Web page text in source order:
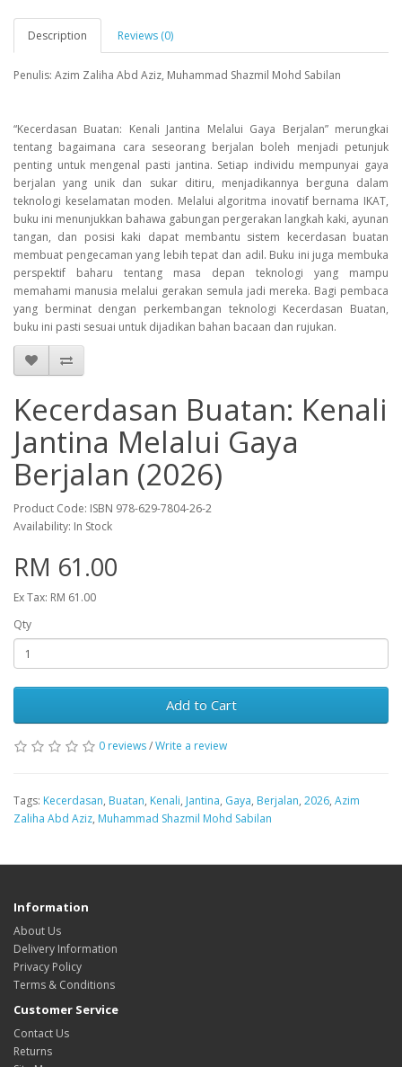
Description Reviews (0)
Penulis: Azim Zaliha Abd Aziz, Muhammad Shazmil Mohd Sabilan
“Kecerdasan Buatan: Kenali Jantina Melalui Gaya Berjalan” merungkai
tentang bagaimana cara seseorang berjalan boleh menjadi petunjuk
penting untuk mengenal pasti jantina. Setiap individu mempunyai gaya
berjalan yang unik dan sukar ditiru, menjadikannya berguna dalam
teknologi keselamatan moden. Melalui algoritma inovatif bernama IKAT,
buku ini menunjukkan bahawa gabungan pergerakan langkah kaki, ayunan
tangan, dan posisi kaki dapat membantu sistem kecerdasan buatan
membuat pengecaman yang lebih tepat dan adil. Buku ini juga membuka
perspektif baharu tentang masa depan teknologi yang mampu
memahami manusia melalui gerakan semula jadi mereka. Bagi pembaca
yang berminat dengan perkembangan teknologi Kecerdasan Buatan,
buku ini pasti sesuai untuk dijadikan bahan bacaan dan rujukan.
Kecerdasan Buatan: Kenali
Jantina Melalui Gaya
Berjalan (2026)
Product Code: ISBN 978-629-7804-26-2
Availability: In Stock
RM 61.00
Ex Tax: RM 61.00
Qty
Add to Cart
0 reviews/Write a review
Tags: Kecerdasan, Buatan, Kenali, Jantina, Gaya, Berjalan, 2026, Azim
Zaliha Abd Aziz, Muhammad Shazmil Mohd Sabilan
Information
About Us
Delivery Information
Privacy Policy
Terms & Conditions
Customer Service
Contact Us
Returns